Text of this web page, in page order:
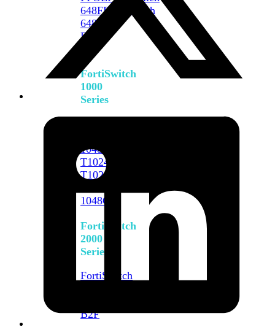
648FFortiSwitch
648F-
FPOE
FortiSwitch
1000
Series
1048E
T1024E
T1024F-
1048G
FortiSwitch
2000
Series
FortiSwitch
B2F